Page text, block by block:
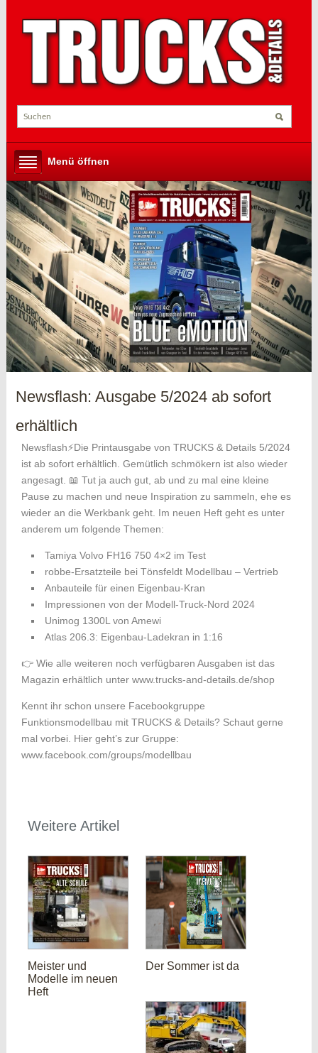
Menü öffnen
Newsflash: Ausgabe 5/2024 ab sofort
erhältlich
Newsflash⚡Die Printausgabe von TRUCKS & Details 5/2024
ist ab sofort erhältlich. Gemütlich schmökern ist also wieder
angesagt. 📖 Tut ja auch gut, ab und zu mal eine kleine
Pause zu machen und neue Inspiration zu sammeln, ehe es
wieder an die Werkbank geht. Im neuen Heft geht es unter
anderem um folgende Themen:
Tamiya Volvo FH16 750 4×2 im Test
robbe-Ersatzteile bei Tönsfeldt Modellbau – Vertrieb
Anbauteile für einen Eigenbau-Kran
Impressionen von der Modell-Truck-Nord 2024
Unimog 1300L von Amewi
Atlas 206.3: Eigenbau-Ladekran in 1:16
👉 Wie alle weiteren noch verfügbaren Ausgaben ist das
Magazin erhältlich unter www.trucks-and-details.de/shop
Kennt ihr schon unsere Facebookgruppe
Funktionsmodellbau mit TRUCKS & Details? Schaut gerne
mal vorbei. Hier geht’s zur Gruppe:
www.facebook.com/groups/modellbau
Weitere Artikel
Meister und
Modelle im neuen
Heft
Der Sommer ist da